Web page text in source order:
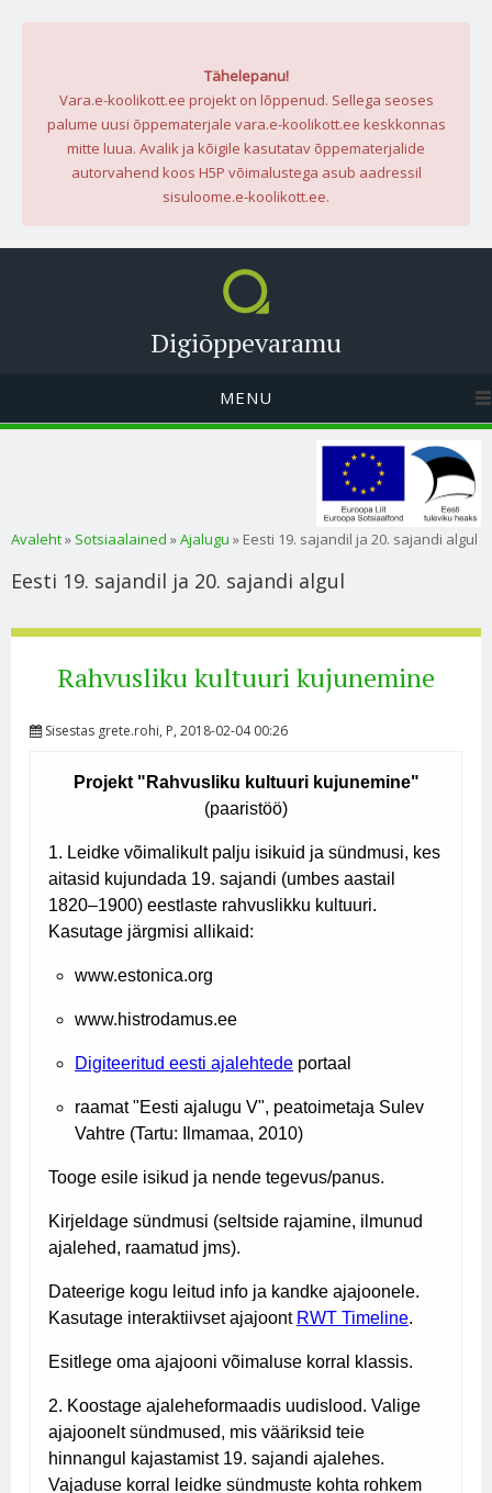
Tähelepanu!
Vara.e-koolikott.ee projekt on lõppenud. Sellega seoses
palume uusi õppematerjale vara.e-koolikott.ee keskkonnas
mitte luua. Avalik ja kõigile kasutatav õppematerjalide
autorvahend koos H5P võimalustega asub aadressil
sisuloome.e-koolikott.ee.
Digiõppevaramu
MENU
Sa oled siin
Avaleht» Sotsiaalained »Ajalugu » Eesti 19. sajandil ja 20. sajandi algul
Eesti 19. sajandil ja 20. sajandi algul
Rahvusliku kultuuri kujunemine
Sisestas grete.rohi, P, 2018-02-04 00:26